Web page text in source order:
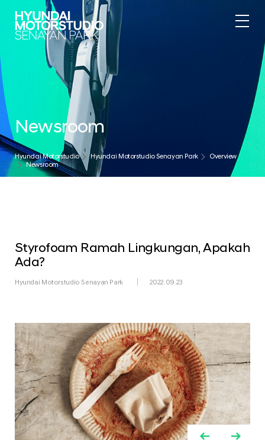
Newsroom
Hyundai Motorstudio Hyundai Motorstudio Senayan Park
Overview
Newsroom
Styrofoam Ramah Lingkungan, Apakah
Ada?
Hyundai Motorstudio Senayan Park 2022.09.23